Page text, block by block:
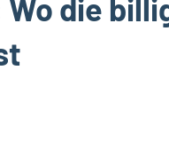
die